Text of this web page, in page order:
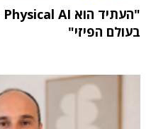
בעולם הפיזי"